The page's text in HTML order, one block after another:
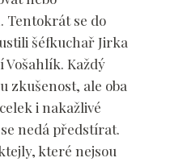
Tentokrát se do
šéfkuchař Jirka
Vošahlík. Každý
zkušenost, ale oba
i nakažlivé
nedá předstírat.
které nejsou